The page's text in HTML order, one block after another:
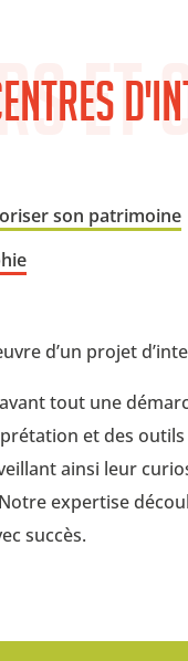
et
son patrimoine
d’un projet
tout une
et des
ainsi leur
expertise
succès.